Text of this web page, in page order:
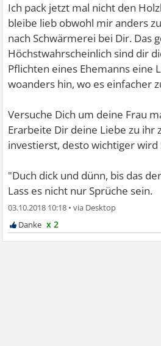
Ich pack jetzt mal nicht den
bleibe lieb obwohl mir anders
nach Schwärmerei bei Dir. Das
Höchstwahrscheinlich sind dir
Pflichten eines Ehemanns eine
woanders hin, wo es einfacher
Versuche Dich um deine Frau
Erarbeite Dir deine Liebe zu ihr
investierst, desto wichtiger wird
"Duch dick und dünn, bis das
Lass es nicht nur Sprüche sein.
03.10.2018 10:18 •
x 2